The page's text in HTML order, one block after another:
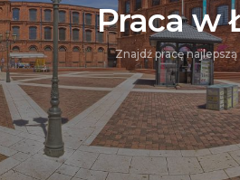
Praca w
Znajdź pracę najlepszą